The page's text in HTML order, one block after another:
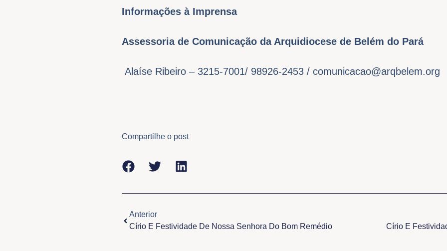
Informações à Imprensa
Assessoria de Comunicação da Arquidiocese de Belém do Pará
Alaíse Ribeiro – 3215-7001/ 98926-2453 / comunicacao@arqbelem.org
Compartilhe o post
Anterior
Círio E Festividade De Nossa Senhora Do Bom Remédio
Círio E